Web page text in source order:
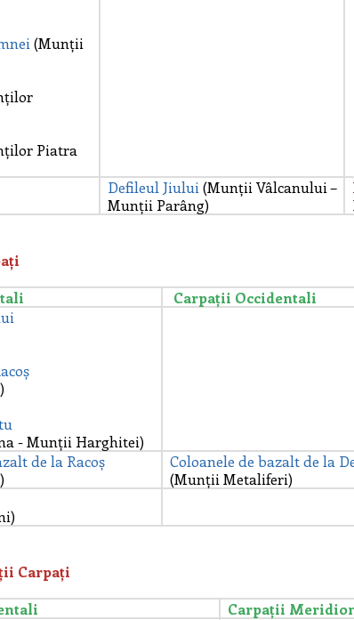
(Munții
Piatra
Defileul Jiului (Munții Vâlcanului –
Munții Parâng)
Carpații Occidentali
- Munții Harghitei)
de la Racoș
Coloanele de bazalt de la
(Munții Metaliferi)
Carpați
Carpații